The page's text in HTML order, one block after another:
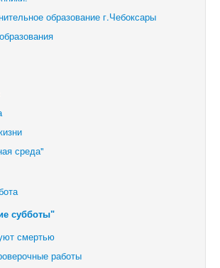
образование г.Чебоксары
среда"
субботы"
смертью
работы